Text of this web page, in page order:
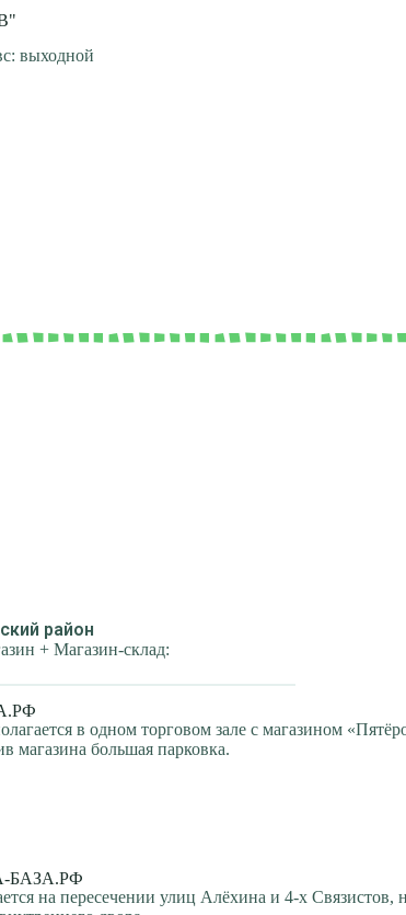
выходной
район
+ Магазин-склад:
в одном торговом зале с магазином
магазина большая парковка.
БАЗА.РФ
на пересечении улиц Алёхина и 4-х Связистов,